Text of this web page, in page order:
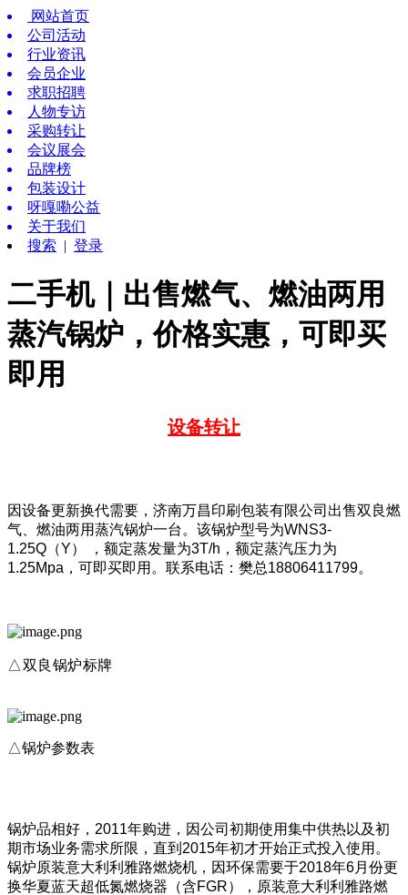
网站首页
公司活动
行业资讯
会员企业
求职招聘
人物专访
采购转让
会议展会
品牌榜
包装设计
呀嘎嘞公益
关于我们
搜索 | 登录
二手机｜出售燃气、燃油两用
蒸汽锅炉，价格实惠，可即买
即用
设备转让
因设备更新换代需要，济南万昌印刷包装有限公司出售双良燃
气、燃油两用蒸汽锅炉一台。该锅炉型号为WNS3-
1.25Q（Y） ，额定蒸发量为3T/h，额定蒸汽压力为
1.25Mpa，可即买即用。联系电话：樊总18806411799。
△双良锅炉标牌
△锅炉参数表
锅炉品相好，2011年购进，因公司初期使用集中供热以及初
期市场业务需求所限，直到2015年初才开始正式投入使用。
锅炉原装意大利利雅路燃烧机，因环保需要于2018年6月份更
换华夏蓝天超低氮燃烧器（含FGR），原装意大利利雅路燃